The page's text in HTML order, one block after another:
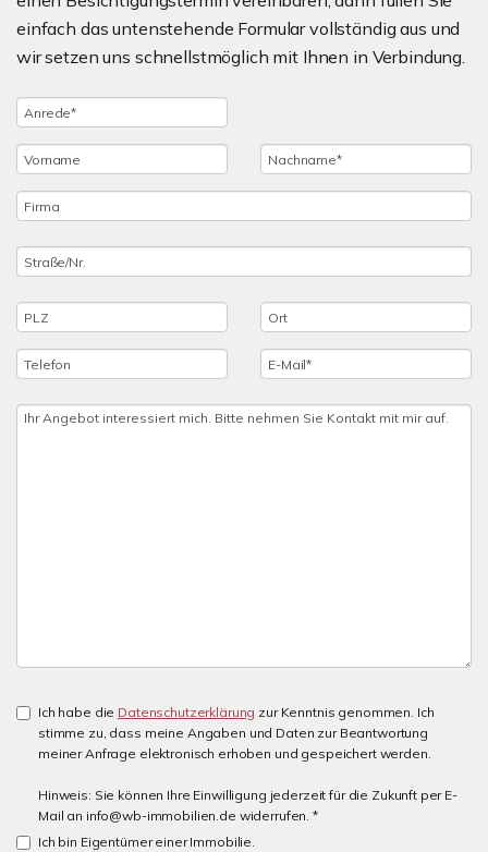
einfach das untenstehende Formular vollständig aus und
wir setzen uns schnellstmöglich mit Ihnen in Verbindung.
Ich habe die Datenschutzerklärung zur Kenntnis genommen. Ich
stimme zu, dass meine Angaben und Daten zur Beantwortung
meiner Anfrage elektronisch erhoben und gespeichert werden.
Hinweis: Sie können Ihre Einwilligung jederzeit für die Zukunft per E-
Mail an info@wb-immobilien.de widerrufen. *
Ich bin Eigentümer einer Immobilie.